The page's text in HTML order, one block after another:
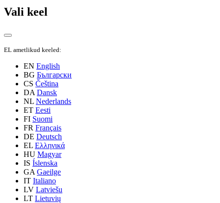
Vali keel
EL ametlikud keeled:
EN English
BG Български
CS Čeština
DA Dansk
NL Nederlands
ET Eesti
FI Suomi
FR Français
DE Deutsch
EL Ελληνικά
HU Magyar
IS Íslenska
GA Gaeilge
IT Italiano
LV Latviešu
LT Lietuvių